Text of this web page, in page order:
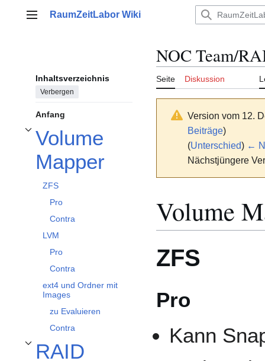
Hauptmenü
RaumZeitLabor Wiki
Inhaltsverzeichnis
Verbergen
Anfang
Volume
Mapper
Unterabschnitt Volume Mapper umschalten
ZFS
Pro
Contra
LVM
Pro
Contra
ext4 und Ordner mit
Images
zu Evaluieren
Contra
RAID
Unterabschnitt RAID umschalten
NOC Team/
Seite Diskussion
Version vom 12.
Beiträge)
(Unterschied) ←
Nächstjüngere
Volume
ZFS
Pro
Kann